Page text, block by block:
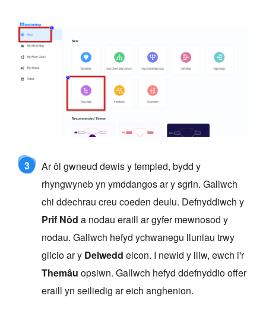
3
Ar ôl gwneud dewis y templed, bydd y
rhyngwyneb yn ymddangos ar y sgrin. Gallwch
chi ddechrau creu coeden deulu. Defnyddiwch y
Prif Nôd a nodau eraill ar gyfer mewnosod y
nodau. Gallwch hefyd ychwanegu lluniau trwy
glicio ar y Delwedd eicon. I newid y lliw, ewch i'r
Themâu opsiwn. Gallwch hefyd ddefnyddio offer
eraill yn seiliedig ar eich anghenion.